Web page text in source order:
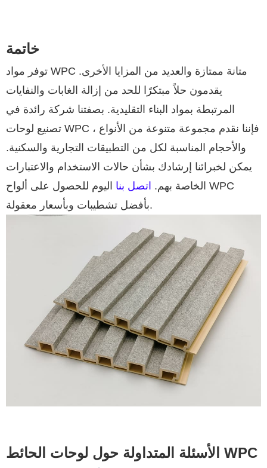
خاتمة
توفر مواد WPC متانة ممتازة والعديد من المزايا الأخرى.
يقدمون حلاً مبتكرًا للحد من إزالة الغابات والنفايات
المرتبطة بمواد البناء التقليدية. بصفتنا شركة رائدة في
تصنيع لوحات WPC ، فإننا نقدم مجموعة متنوعة من الأنواع
والأحجام المناسبة لكل من التطبيقات التجارية والسكنية.
يمكن لخبرائنا إرشادك بشأن حالات الاستخدام والاعتبارات
الخاصة بهم. اتصل بنا اليوم للحصول على ألواح WPC
بأفضل تشطيبات وبأسعار معقولة.
الأسئلة المتداولة حول لوحات الحائط WPC